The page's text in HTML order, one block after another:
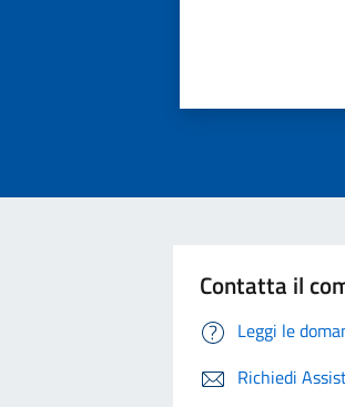
Contatta il
Leggi le
Richiedi